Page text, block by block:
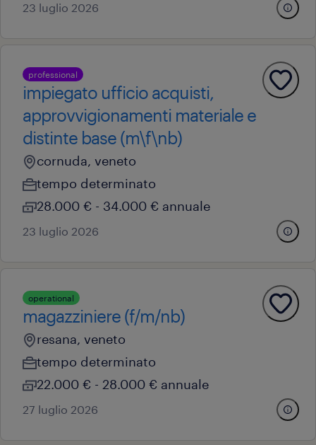
23 luglio 2026
professional
impiegato ufficio acquisti,
approvvigionamenti materiale e
distinte base (m\f\nb)
cornuda, veneto
tempo determinato
28.000 € - 34.000 € annuale
23 luglio 2026
operational
magazziniere (f/m/nb)
resana, veneto
tempo determinato
22.000 € - 28.000 € annuale
27 luglio 2026